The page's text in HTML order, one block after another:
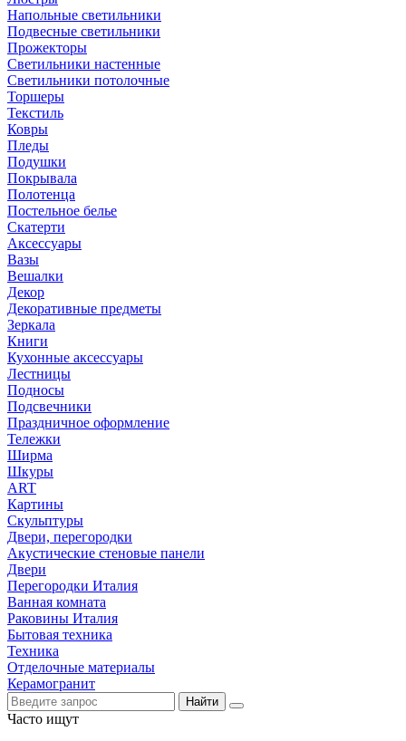
Напольные светильники
Подвесные светильники
Прожекторы
Светильники настенные
Светильники потолочные
Торшеры
Текстиль
Ковры
Пледы
Подушки
Покрывала
Полотенца
Постельное белье
Скатерти
Аксессуары
Вазы
Вешалки
Декор
Декоративные предметы
Зеркала
Книги
Кухонные аксессуары
Лестницы
Подносы
Подсвечники
Праздничное оформление
Тележки
Ширма
Шкуры
ART
Картины
Скульптуры
Двери, перегородки
Акустические стеновые панели
Двери
Перегородки Италия
Ванная комната
Раковины Италия
Бытовая техника
Техника
Отделочные материалы
Керамогранит
Найти
Часто ищут